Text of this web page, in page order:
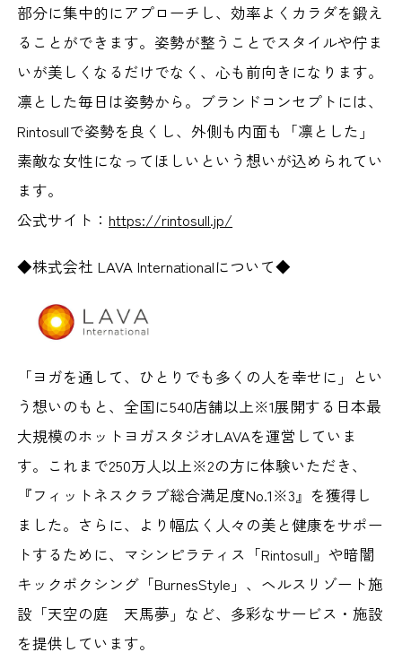
部分に集中的にアプローチし、効率よくカラダを鍛え
ることができます。姿勢が整うことでスタイルや佇ま
いが美しくなるだけでなく、心も前向きになります。
凛とした毎日は姿勢から。ブランドコンセプトには、
Rintosullで姿勢を良くし、外側も内面も「凛とした」
素敵な女性になってほしいという想いが込められてい
ます。
公式サイト：https://rintosull.jp/
◆株式会社 LAVA Internationalについて◆
「ヨガを通して、ひとりでも多くの人を幸せに」とい
う想いのもと、全国に540店舗以上※1展開する日本最
大規模のホットヨガスタジオLAVAを運営していま
す。これまで250万人以上※2の方に体験いただき、
『フィットネスクラブ総合満足度No.1※3』を獲得し
ました。さらに、より幅広く人々の美と健康をサポー
トするために、マシンピラティス「Rintosull」や暗闇
キックボクシング「BurnesStyle」、ヘルスリゾート施
設「天空の庭 天馬夢」など、多彩なサービス・施設
を提供しています。